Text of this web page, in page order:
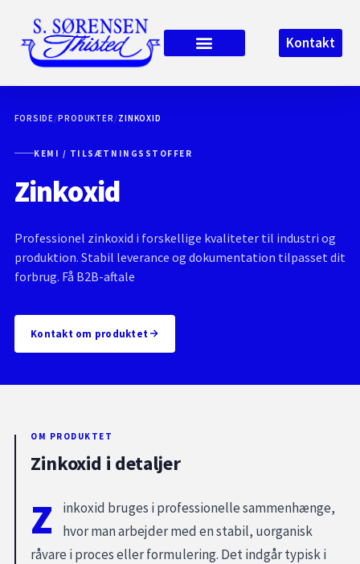
Kontakt
FORSIDE/PRODUKTER /ZINKOXID
KEMI / TILSÆTNINGSSTOFFER
Zinkoxid
Professionel zinkoxid i forskellige kvaliteter til industri og
produktion. Stabil leverance og dokumentation tilpasset dit
forbrug. Få B2B-aftale
Kontakt om produktet
OM PRODUKTET
Zinkoxid i detaljer
Z
inkoxid bruges i professionelle sammenhænge,
hvor man arbejder med en stabil, uorganisk
råvare i proces eller formulering. Det indgår typisk i